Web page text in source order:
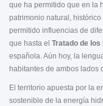
que ha permitido que en la
patrimonio natural,
permitido influencias de
que hasta el Tratado de los
española. Aún hoy, la
habitantes de ambos lados
El territorio apuesta por la
sostenible de la energía